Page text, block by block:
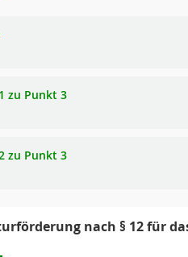
zu Punkt 3
zu Punkt 3
nach § 12 für